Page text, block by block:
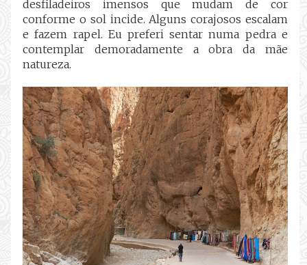
desfiladeiros imensos que mudam de cor
conforme o sol incide. Alguns corajosos escalam
e fazem rapel. Eu preferi sentar numa pedra e
contemplar demoradamente a obra da mãe
natureza.